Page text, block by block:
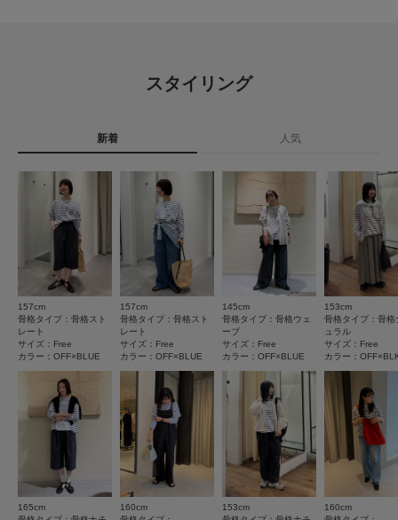
お気に入り登録された商品は、マイページにて現在の価格情報や在庫状況の
透け感 : ややあり
伸縮性 : ややあり
裏地 : なし
光沢 : なし
ポケット : なし
とじる
トップス Tシャツ・カットソー
WOMEN
4.7
★5
★4 (2)
★3 (1)
(0)
★1 (0)
サイズ感
小さい
大きい
使いやすさ
悪い
良い
絞り込み 表示：新しい順
スタイリング
新着 人気
157cm
骨格タイプ：骨格スト
レート
サイズ：Free
カラー：OFF×BLUE
165cm
157cm
骨格タイプ：骨格スト
レート
サイズ：Free
カラー：OFF×BLUE
160cm
145cm
骨格タイプ：骨格ウェ
ーブ
サイズ：Free
カラー：OFF×BLUE
153cm
153cm
骨格タイプ：骨格
ュラル
サイズ：Free
カラー：
160cm